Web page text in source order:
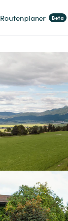
Routenplaner Beta